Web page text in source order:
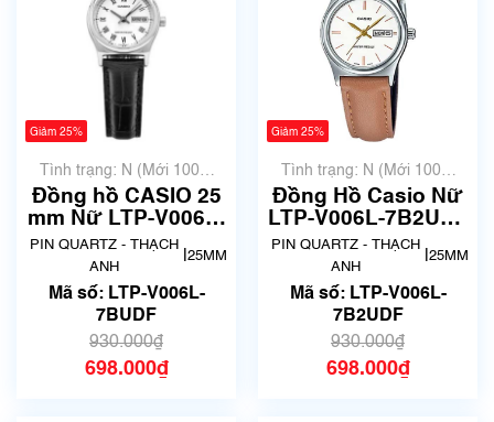
Giảm 25%
Tình trạng: N (Mới 100%
chưa qua sử dụng)
Đồng hồ CASIO 25
mm Nữ LTP-V006L-
7BUDF
PIN QUARTZ - THẠCH
ANH
25MM
Mã số: LTP-V006L-
7BUDF
930.000₫
698.000₫
Giảm 25%
Tình trạng: N (Mới 100%
chưa qua sử dụng)
Đồng Hồ Casio Nữ
LTP-V006L-7B2UDF
Dây Da Màu Nâu
PIN QUARTZ - THẠCH
ANH
25MM
Mã số: LTP-V006L-
7B2UDF
930.000₫
698.000₫